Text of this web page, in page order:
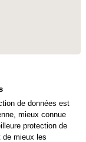
de données est
mieux connue
protection de
de mieux les